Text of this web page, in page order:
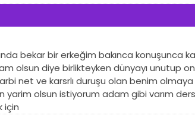
bekar bir erkeğim bakınca konuşunca
olsun diye birlikteyken dünyayı unutup
net ve karsrlı duruşu olan benim
yarim olsun istiyorum adam gibi varım
için